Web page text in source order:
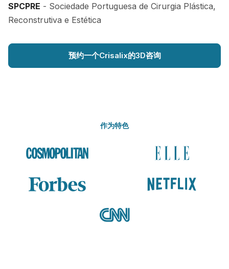
SPCPRE - Sociedade Portuguesa de Cirurgia Plástica,
Reconstrutiva e Estética
预约一个Crisalix的3D咨询
作为特色